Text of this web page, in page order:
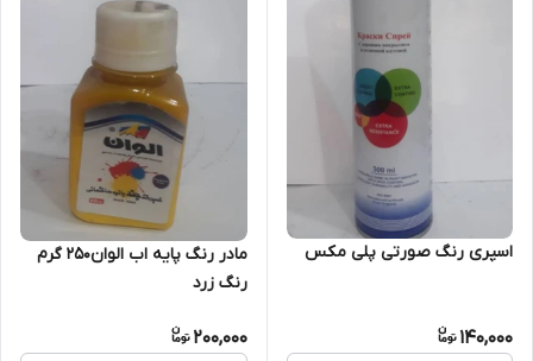
اسپری رنگ صورتی پلی مکس
140,000
مادر رنگ پایه اب الوان250 گرم
رنگ زرد
200,000